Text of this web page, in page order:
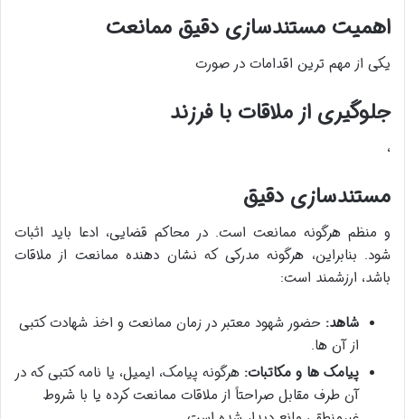
اهمیت مستندسازی دقیق ممانعت
یکی از مهم ترین اقدامات در صورت
جلوگیری از ملاقات با فرزند
،
مستندسازی دقیق
و منظم هرگونه ممانعت است. در محاکم قضایی، ادعا باید اثبات
شود. بنابراین، هرگونه مدرکی که نشان دهنده ممانعت از ملاقات
باشد، ارزشمند است:
شاهد: حضور شهود معتبر در زمان ممانعت و اخذ شهادت کتبی
از آن ها.
پیامک ها و مکاتبات: هرگونه پیامک، ایمیل، یا نامه کتبی که در
آن طرف مقابل صراحتاً از ملاقات ممانعت کرده یا با شروط